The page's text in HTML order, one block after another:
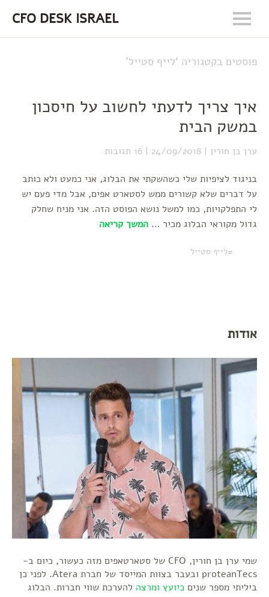
CFO DESK ISRAEL
פוסטים בקטגוריה ‘לייף סטייל’
איך צריך לדעתי לחשוב על חיסכון
במשק הבית
ערן בן חורין 24/09/2018 16 תגובות
בניגוד לציפיות שלי כשהשקתי את הבלוג, אני כמעט ולא כותב
על דברים שלא קשורים ממש לסטארט אפים, אבל מדי פעם יש
לי התפלקויות, כמו למשל נושא הפוסט הזה. אני מניח שחלק
גדול מקוראי הבלוג מכיר … המשך קריאה
לייף סטייל
אודות
שמי ערן בן חורין, CFO של סטארטאפים מזה כעשור, כיום ב-
proteanTecs ובעבר בצוות המייסד של חברת Atera. לפני כן
ביליתי מספר שנים כיועץ ומרצה להערכת שווי חברות. הבלוג